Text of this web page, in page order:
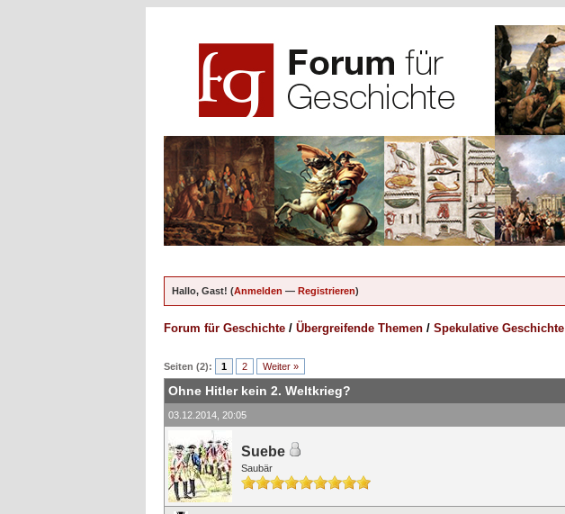
Hallo, Gast! (Anmelden — Registrieren)
Forum für Geschichte / Übergreifende Themen / Spekulative Geschichte
Seiten (2): 1 2 Weiter »
Ohne Hitler kein 2. Weltkrieg?
03.12.2014, 20:05
Suebe
Saubär